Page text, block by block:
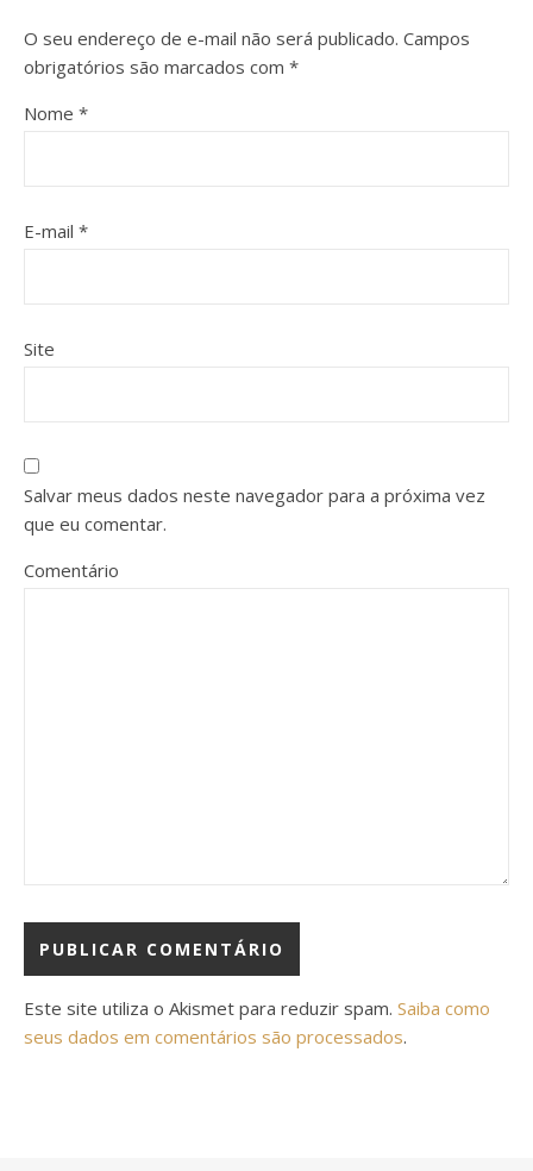
O seu endereço de e-mail não será publicado. Campos
obrigatórios são marcados com *
Nome *
E-mail *
Site
Salvar meus dados neste navegador para a próxima vez
que eu comentar.
Comentário
Este site utiliza o Akismet para reduzir spam. Saiba como
seus dados em comentários são processados.